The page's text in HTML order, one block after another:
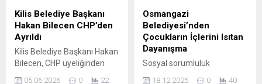
Kilis Belediye Başkanı
Hakan Bilecen CHP’den
Ayrıldı
Kilis Belediye Başkanı Hakan
Bilecen, CHP üyeliğinden
ayrıldığını açıkladı. Aldığı
05.06.2026 0 22
Osmangazi
Belediyesi’nden
Çocukların İçlerini Isıtan
Dayanışma
Sosyal sorumluluk
projelerine büyük önem
18.12.2025 0 40